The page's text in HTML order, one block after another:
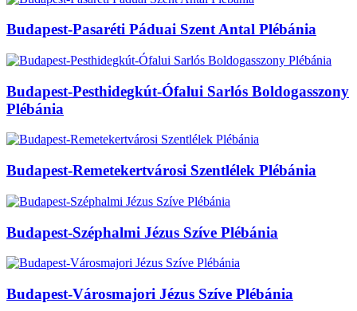
Budapest-Pasaréti Páduai Szent Antal Plébánia
Budapest-Pesthidegkút-Ófalui Sarlós Boldogasszony
Plébánia
Budapest-Remetekertvárosi Szentlélek Plébánia
Budapest-Széphalmi Jézus Szíve Plébánia
Budapest-Városmajori Jézus Szíve Plébánia